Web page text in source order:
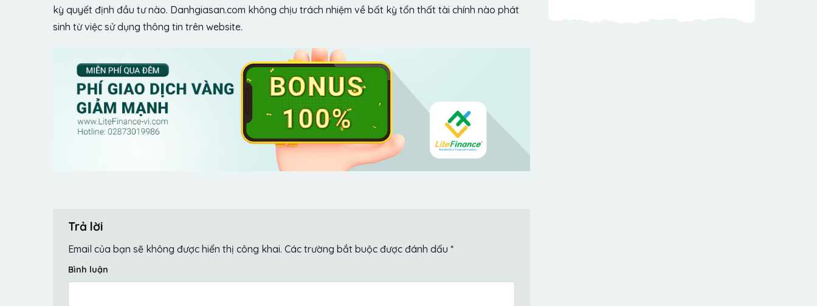
kỳ quyết định đầu tư nào. Danhgiasan.com không chịu trách nhiệm về bất kỳ tổn thất tài chính nào phát
sinh từ việc sử dụng thông tin trên website.
Trả lời
Email của bạn sẽ không được hiển thị công khai. Các trường bắt buộc được đánh dấu *
Bình luận